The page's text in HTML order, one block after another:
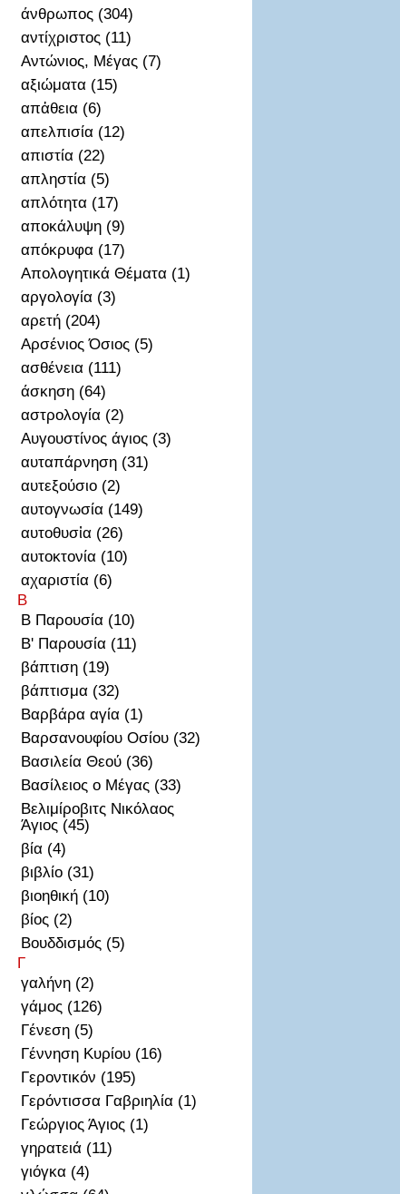
άνθρωπος (304)
αντίχριστος (11)
Αντώνιος, Μέγας (7)
αξιώματα (15)
απἀθεια (6)
απελπισία (12)
απιστία (22)
απληστία (5)
απλότητα (17)
αποκάλυψη (9)
απόκρυφα (17)
Απολογητικά Θέματα (1)
αργολογία (3)
αρετή (204)
Αρσένιος Όσιος (5)
ασθένεια (111)
άσκηση (64)
αστρολογία (2)
Αυγουστίνος άγιος (3)
αυταπάρνηση (31)
αυτεξούσιο (2)
αυτογνωσία (149)
αυτοθυσἰα (26)
αυτοκτονία (10)
αχαριστία (6)
Β
Β Παρουσία (10)
Β' Παρουσία (11)
βάπτιση (19)
βάπτισμα (32)
Βαρβάρα αγία (1)
Βαρσανουφίου Οσίου (32)
Βασιλεία Θεού (36)
Βασίλειος ο Μέγας (33)
Βελιμίροβιτς Νικόλαος
Άγιος (45)
βία (4)
βιβλίο (31)
βιοηθική (10)
βίος (2)
Βουδδισμός (5)
Γ
γαλήνη (2)
γάμος (126)
Γένεση (5)
Γέννηση Κυρίου (16)
Γεροντικόν (195)
Γερόντισσα Γαβριηλία (1)
Γεώργιος Άγιος (1)
γηρατειά (11)
γιόγκα (4)